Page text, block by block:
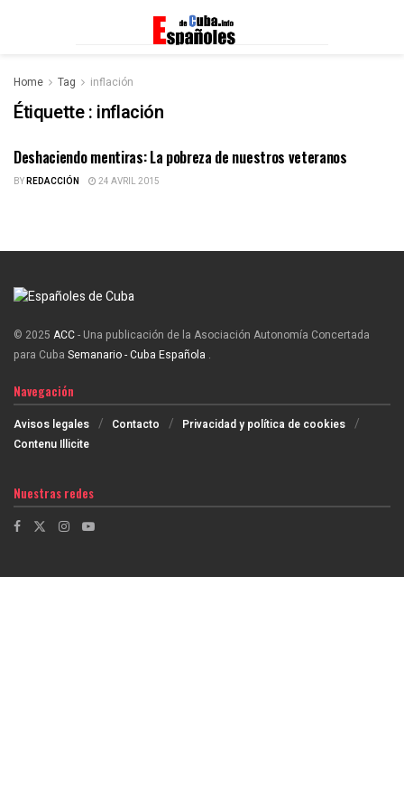
Home Tag inflación
Étiquette : inflación
ESPAÑOLES DE CUBA
Deshaciendo mentiras: La pobreza de nuestros veteranos
BYREDACCIÓN 24 AVRIL 2015
© 2025 ACC- Una publicación de la Asociación Autonomía Concertada
para Cuba Semanario - Cuba Española .
Navegación
Avisos legales Contacto
Privacidad y política de cookies
Contenu Illicite
Nuestras redes